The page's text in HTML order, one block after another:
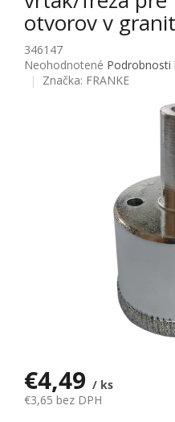
otvorov v
346147
Priemerné hodnotenie
Neohodnotené Podrobnosti
Značka: FRANKE
€4,49 / ks
€3,65 bez DPH